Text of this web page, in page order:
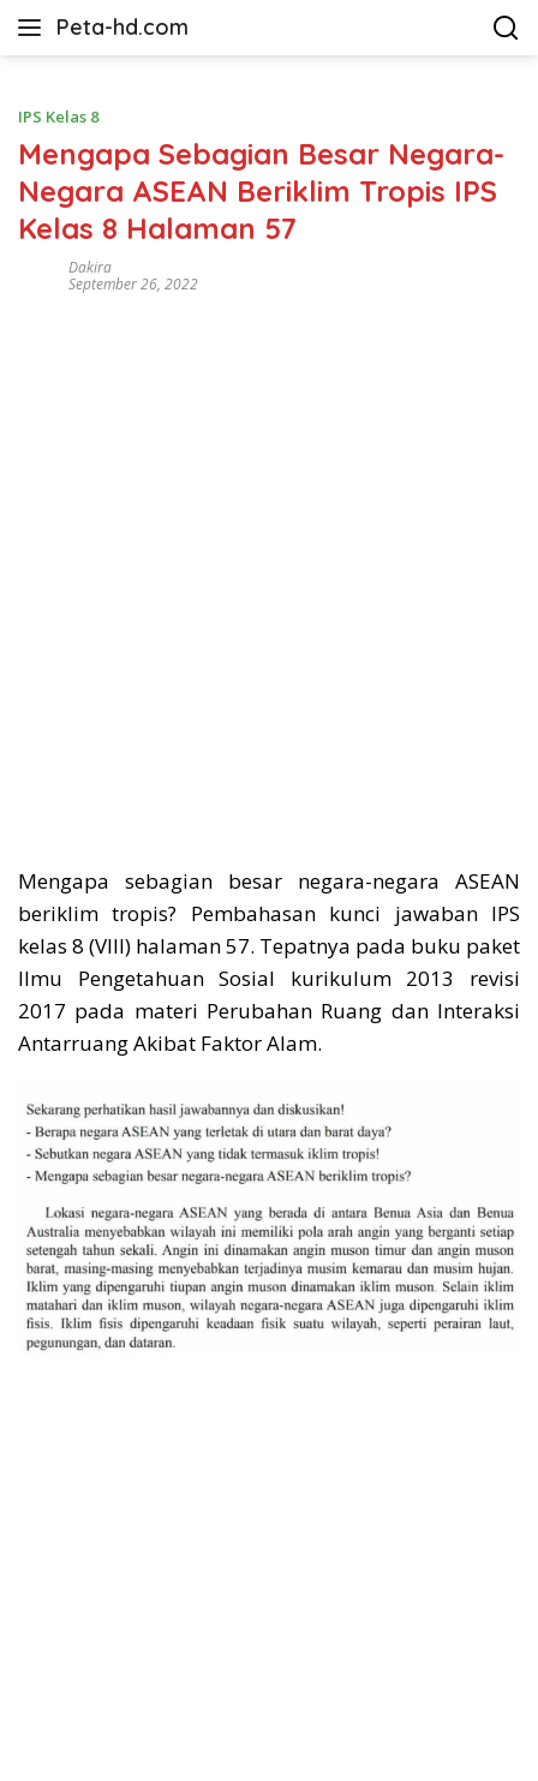
Peta-hd.com
Kumpulan
HD
IPS Kelas 8
Mengapa Sebagian Besar Negara-
Negara ASEAN Beriklim Tropis IPS
Kelas 8 Halaman 57
Dakira
September 26, 2022
Mengapa sebagian besar negara-negara ASEAN
beriklim tropis? Pembahasan kunci jawaban IPS
kelas 8 (VIII) halaman 57. Tepatnya pada buku paket
Ilmu Pengetahuan Sosial kurikulum 2013 revisi
2017 pada materi Perubahan Ruang dan Interaksi
Antarruang Akibat Faktor Alam.